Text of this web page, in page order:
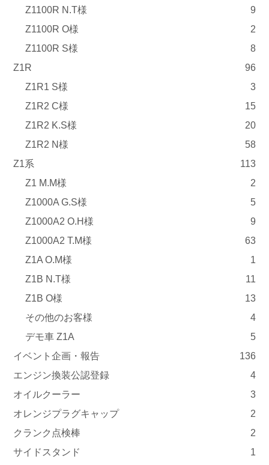
Z1100R N.T様
9
Z1100R O様
2
Z1100R S様
8
Z1R
96
Z1R1 S様
3
Z1R2 C様
15
Z1R2 K.S様
20
Z1R2 N様
58
Z1系
113
Z1 M.M様
2
Z1000A G.S様
5
Z1000A2 O.H様
9
Z1000A2 T.M様
63
Z1A O.M様
1
Z1B N.T様
11
Z1B O様
13
その他のお客様
4
デモ車 Z1A
5
イベント企画・報告
136
エンジン換装公認登録
4
オイルクーラー
3
オレンジプラグキャップ
2
クランク点検棒
2
サイドスタンド
1